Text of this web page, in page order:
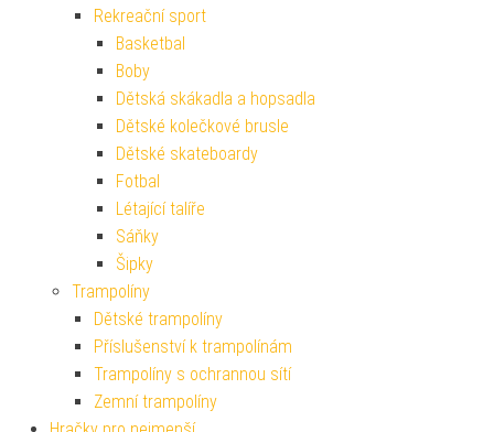
Rekreační sport
Basketbal
Boby
Dětská skákadla a hopsadla
Dětské kolečkové brusle
Dětské skateboardy
Fotbal
Létající talíře
Sáňky
Šipky
Trampolíny
Dětské trampolíny
Příslušenství k trampolínám
Trampolíny s ochrannou sítí
Zemní trampolíny